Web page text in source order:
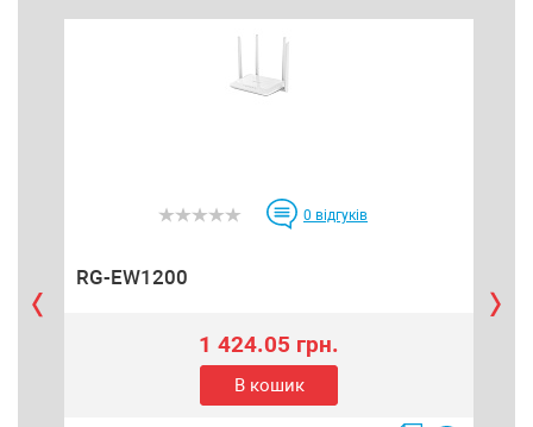
0 відгуків
RG-EW1200
1 424.05 грн.
В кошик